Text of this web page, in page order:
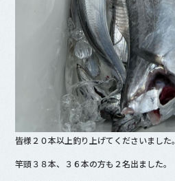
皆様２０本以上釣り上げてくださいました。
竿頭３８本、３６本の方も２名出ました。